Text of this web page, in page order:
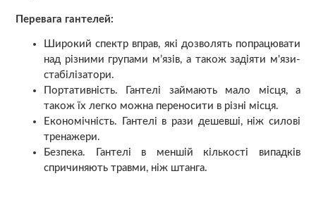
Перевага гантелей:
Широкий спектр вправ, які дозволять попрацювати
над різними групами м’язів, а також задіяти м'язи-
стабілізатори.
Портативність. Гантелі займають мало місця, а
також їх легко можна переносити в різні місця.
Економічність. Гантелі в рази дешевші, ніж силові
тренажери.
Безпека. Гантелі в меншій кількості випадків
спричиняють травми, ніж штанга.